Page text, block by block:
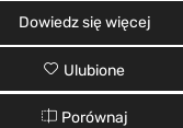
Dowiedz się więcej
Ulubione
Porównaj